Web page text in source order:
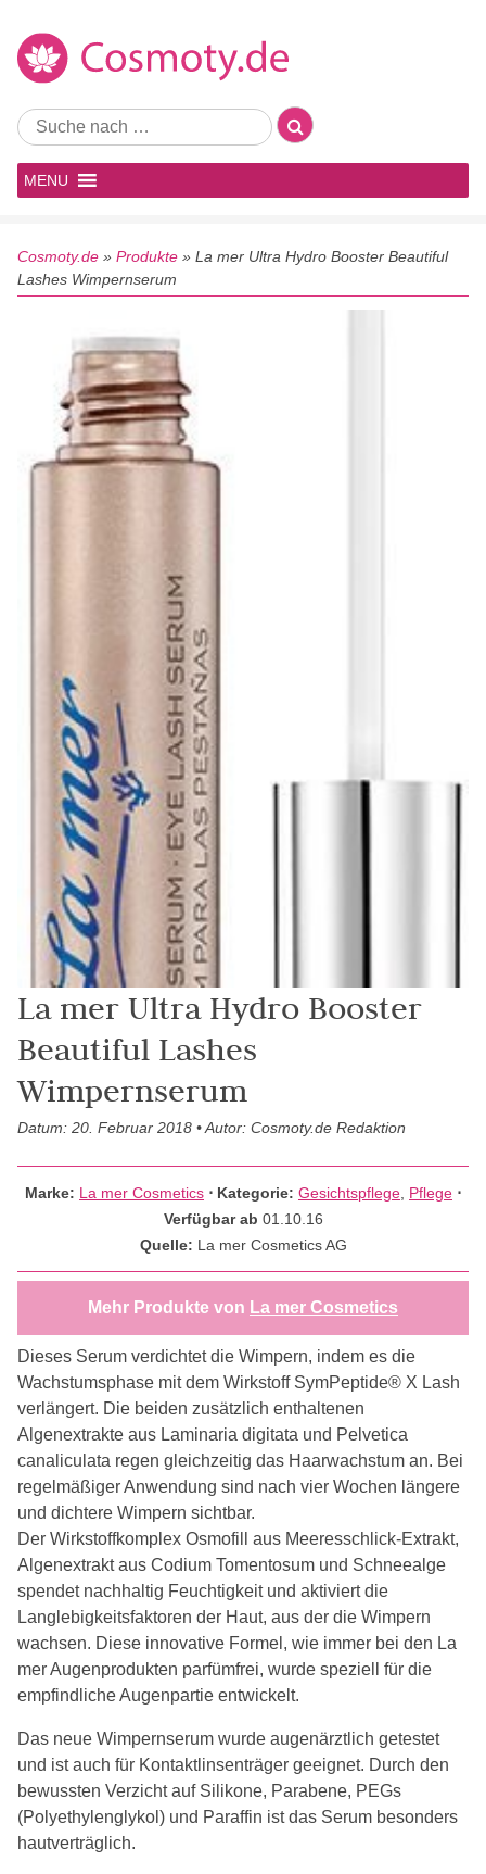
MENU
Cosmoty.de » Produkte » La mer Ultra Hydro Booster Beautiful
Lashes Wimpernserum
La mer Ultra Hydro Booster
Beautiful Lashes
Wimpernserum
Datum: 20. Februar 2018 • Autor: Cosmoty.de Redaktion
Marke: La mer Cosmetics ⋅ Kategorie: Gesichtspflege Pflege ⋅
Verfügbar ab 01.10.16
Quelle: La mer Cosmetics AG
Mehr Produkte von La mer Cosmetics
Dieses Serum verdichtet die Wimpern, indem es die
Wachstumsphase mit dem Wirkstoff SymPeptide® X Lash
verlängert. Die beiden zusätzlich enthaltenen
Algenextrakte aus Laminaria digitata und Pelvetica
canaliculata regen gleichzeitig das Haarwachstum an. Bei
regelmäßiger Anwendung sind nach vier Wochen längere
und dichtere Wimpern sichtbar.
Der Wirkstoffkomplex Osmofill aus Meeresschlick-Extrakt,
Algenextrakt aus Codium Tomentosum und Schneealge
spendet nachhaltig Feuchtigkeit und aktiviert die
Langlebigkeitsfaktoren der Haut, aus der die Wimpern
wachsen. Diese innovative Formel, wie immer bei den La
mer Augenprodukten parfümfrei, wurde speziell für die
empfindliche Augenpartie entwickelt.
Das neue Wimpernserum wurde augenärztlich getestet
und ist auch für Kontaktlinsenträger geeignet. Durch den
bewussten Verzicht auf Silikone, Parabene, PEGs
(Polyethylenglykol) und Paraffin ist das Serum besonders
hautverträglich.